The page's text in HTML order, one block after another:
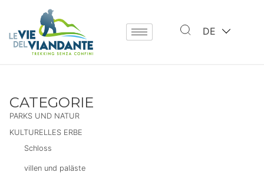
DE
CATEGORIE
PARKS UND NATUR
KULTURELLES ERBE
Schloss
villen und paläste